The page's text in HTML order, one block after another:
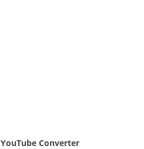
YouTube Converter